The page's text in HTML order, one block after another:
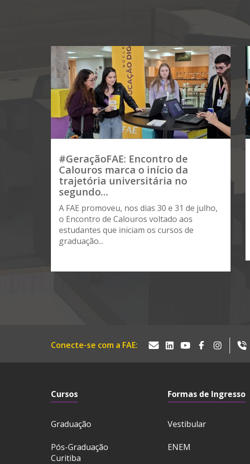
#GeraçãoFAE: Encontro de
Calouros marca o início da
trajetória universitária no
segundo...
A FAE promoveu, nos dias 30 e 31 de julho,
o Encontro de Calouros voltado aos
estudantes que iniciam os cursos de
graduação...
Conecte-se com a FAE:
Cursos
Graduação
Pós-Graduação
Curitiba
Formas de Ingresso
Vestibular
ENEM